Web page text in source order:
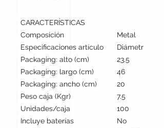
CARACTERÍSTICAS
Composición
Metal
Especificaciones artículo
Diámetro: 1
Packaging: alto (cm)
23.5
Packaging: largo (cm)
46
Packaging: ancho (cm)
20
Peso caja (Kgr)
7.5
Unidades/caja
100
Incluye baterías
No